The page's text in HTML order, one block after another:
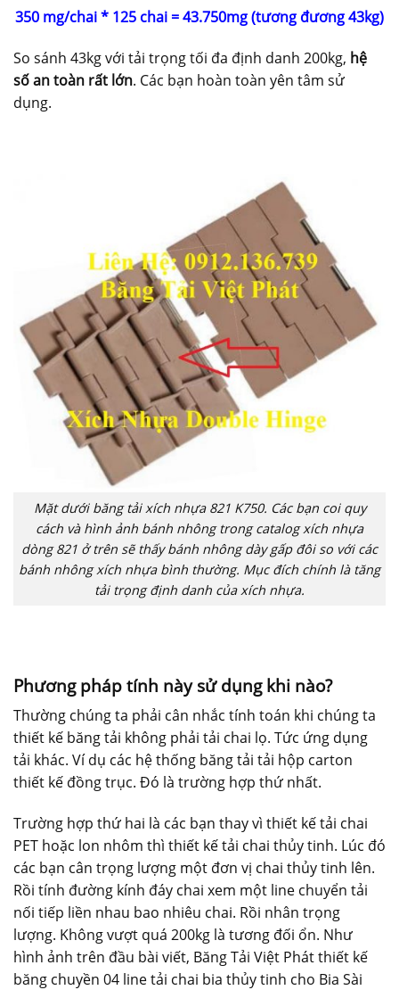
350 mg/chai * 125 chai = 43.750mg (tương đương 43kg)
So sánh 43kg với tải trọng tối đa định danh 200kg, hệ
số an toàn rất lớn. Các bạn hoàn toàn yên tâm sử
dụng.
Mặt dưới băng tải xích nhựa 821 K750. Các bạn coi quy
cách và hình ảnh bánh nhông trong catalog xích nhựa
dòng 821 ở trên sẽ thấy bánh nhông dày gấp đôi so với các
bánh nhông xích nhựa bình thường. Mục đích chính là tăng
tải trọng định danh của xích nhựa.
Phương pháp tính này sử dụng khi nào?
Thường chúng ta phải cân nhắc tính toán khi chúng ta
thiết kế băng tải không phải tải chai lọ. Tức ứng dụng
tải khác. Ví dụ các hệ thống băng tải tải hộp carton
thiết kế đồng trục. Đó là trường hợp thứ nhất.
Trường hợp thứ hai là các bạn thay vì thiết kế tải chai
PET hoặc lon nhôm thì thiết kế tải chai thủy tinh. Lúc đó
các bạn cân trọng lượng một đơn vị chai thủy tinh lên.
Rồi tính đường kính đáy chai xem một line chuyển tải
nối tiếp liền nhau bao nhiêu chai. Rồi nhân trọng
lượng. Không vượt quá 200kg là tương đối ổn. Như
hình ảnh trên đầu bài viết, Băng Tải Việt Phát thiết kế
băng chuyền 04 line tải chai bia thủy tinh cho Bia Sài